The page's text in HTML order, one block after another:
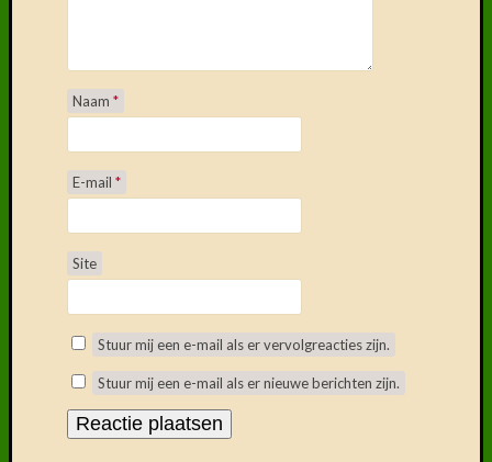
Naam *
E-mail *
Site
Stuur mij een e-mail als er vervolgreacties zijn.
Stuur mij een e-mail als er nieuwe berichten zijn.